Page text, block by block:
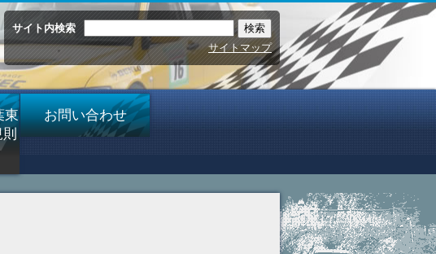
サイト内検索
サイトマップ
東
則
お問い合わせ